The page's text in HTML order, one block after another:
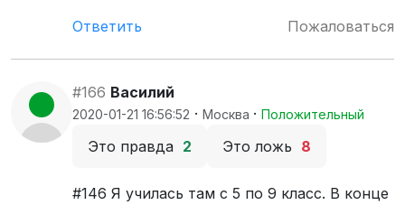
Ответить
Пожаловаться
#166 Василий
2020-01-21 16:56:52 · Москва · Положительный
Это правда 2 Это ложь 8
#146 Я училась там с 5 по 9 класс. В конце